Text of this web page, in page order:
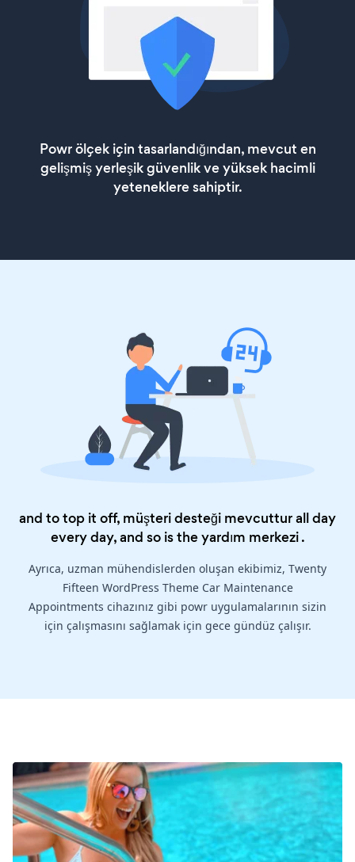
Powr ölçek için tasarlandığından, mevcut en
gelişmiş yerleşik güvenlik ve yüksek hacimli
yeteneklere sahiptir.
and to top it off, müşteri desteği mevcuttur all day
every day, and so is theyardım merkezi.
Ayrıca, uzman mühendislerden oluşan ekibimiz, Twenty
Fifteen WordPress Theme Car Maintenance
Appointments cihazınız gibi powr uygulamalarının sizin
için çalışmasını sağlamak için gece gündüz çalışır.